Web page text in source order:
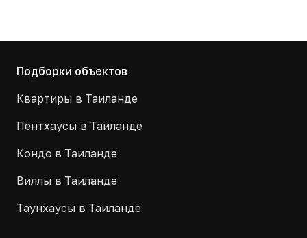
Подборки объектов
Квартиры в Таиланде
Пентхаусы в Таиланде
Кондо в Таиланде
Виллы в Таиланде
Таунхаусы в Таиланде